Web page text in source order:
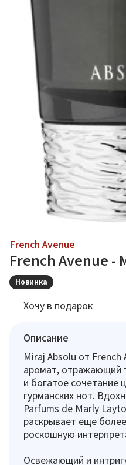
French Avenue
French Avenue -
Новинка
Хочу в подарок
Описание
Miraj Absolu от French
аромат, отражающий
и богатое сочетание
гурманских нот.
Parfums de Marly
раскрывает еще
роскошную
Освежающий и